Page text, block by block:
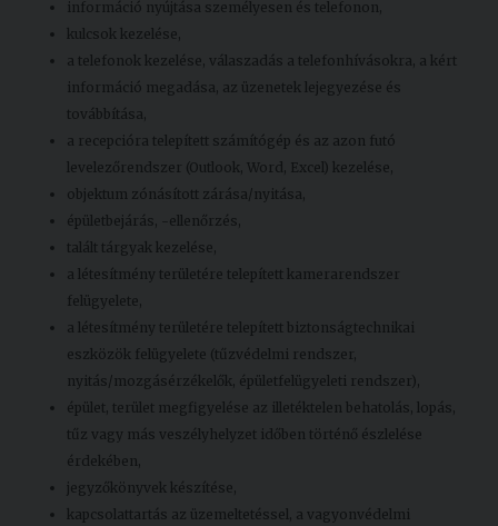
információ nyújtása személyesen és telefonon,
kulcsok kezelése,
a telefonok kezelése, válaszadás a telefonhívásokra, a kért
információ megadása, az üzenetek lejegyezése és
továbbítása,
a recepcióra telepített számítógép és az azon futó
levelezőrendszer (Outlook, Word, Excel) kezelése,
objektum zónásított zárása/nyitása,
épületbejárás, -ellenőrzés,
talált tárgyak kezelése,
a létesítmény területére telepített kamerarendszer
felügyelete,
a létesítmény területére telepített biztonságtechnikai
eszközök felügyelete (tűzvédelmi rendszer,
nyitás/mozgásérzékelők, épületfelügyeleti rendszer),
épület, terület megfigyelése az illetéktelen behatolás, lopás,
tűz vagy más veszélyhelyzet időben történő észlelése
érdekében,
jegyzőkönyvek készítése,
kapcsolattartás az üzemeltetéssel, a vagyonvédelmi